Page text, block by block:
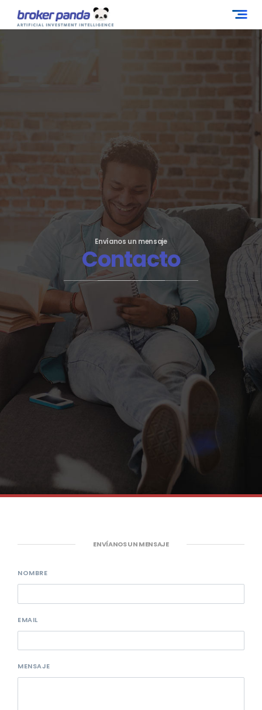
Broker Panda - Investing Club
Envíanos un mensaje
Contacto
ENVÍANOS UN MENSAJE
NOMBRE
EMAIL
MENSAJE